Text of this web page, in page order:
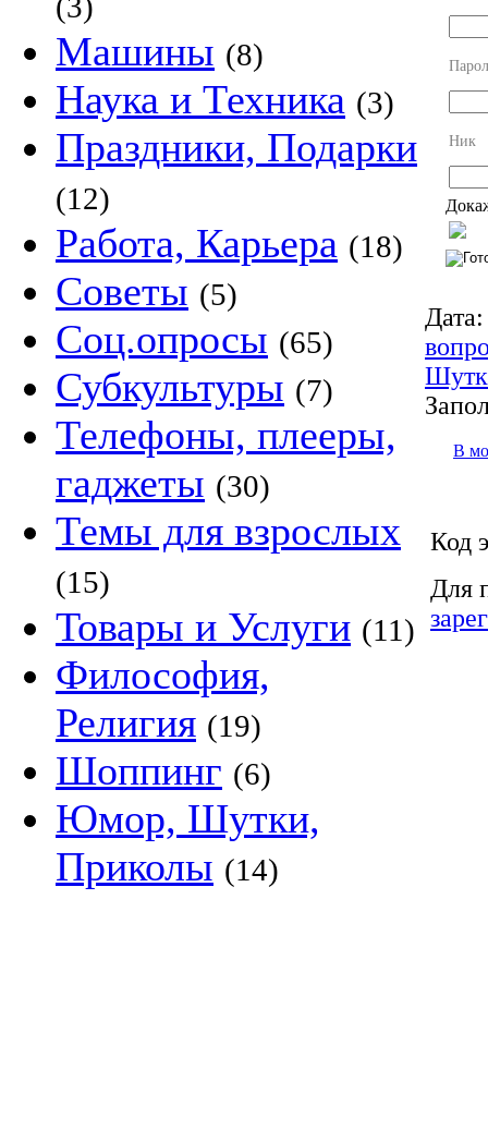
Машины (8)
Наука и Техника (3)
Праздники, Подарки
(12)
Работа, Карьера (18)
Советы (5)
Соц.опросы (65)
Субкультуры (7)
Телефоны, плееры,
гаджеты (30)
Темы для взрослых
(15)
Товары и Услуги (11)
Философия,
Религия (19)
Шоппинг (6)
Юмор, Шутки,
Приколы (14)
Ник
Дата:
В
Код
Для